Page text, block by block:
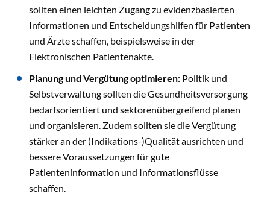
sollten einen leichten Zugang zu evidenzbasierten
Informationen und Entscheidungshilfen für Patienten
und Ärzte schaffen, beispielsweise in der
Elektronischen Patientenakte.
Planung und Vergütung optimieren: Politik und
Selbstverwaltung sollten die Gesundheitsversorgung
bedarfsorientiert und sektorenübergreifend planen
und organisieren. Zudem sollten sie die Vergütung
stärker an der (Indikations-)Qualität ausrichten und
bessere Voraussetzungen für gute
Patienteninformation und Informationsflüsse
schaffen.